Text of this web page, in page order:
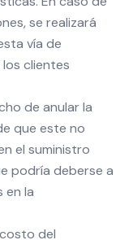
se realizará
vía de
clientes
de anular la
que este no
el suministro
podría deberse a
en la
del